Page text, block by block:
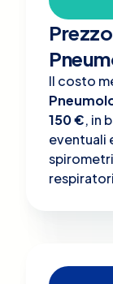
Il costo
150 €, in
eventuali